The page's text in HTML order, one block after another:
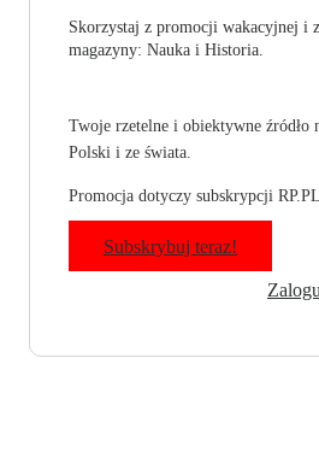
Skorzystaj z promocji wakacyjnej i
magazyny: Nauka i Historia.
Twoje rzetelne i obiektywne
Polski i ze świata.
Promocja dotyczy subskrypcji
Subskrybuj teraz!